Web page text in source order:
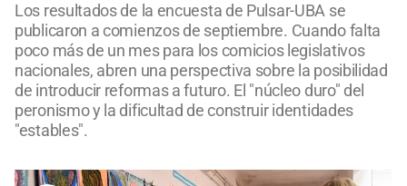
Los resultados de la encuesta de Pulsar-UBA se
publicaron a comienzos de septiembre. Cuando falta
poco más de un mes para los comicios legislativos
nacionales, abren una perspectiva sobre la posibilidad
de introducir reformas a futuro. El "núcleo duro" del
peronismo y la dificultad de construir identidades
"estables".